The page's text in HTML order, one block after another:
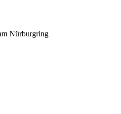
Nürburgring